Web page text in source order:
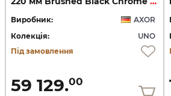
Виробник:
AXOR
Колекція:
UNO
Під замовлення
59 129.00